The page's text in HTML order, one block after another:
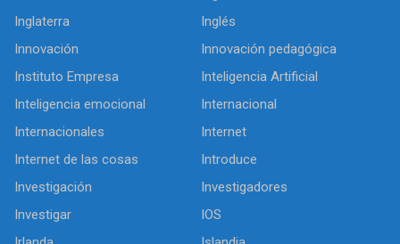
Inglaterra
Inglés
Innovación
Innovación pedagógica
Instituto Empresa
Inteligencia Artificial
Inteligencia emocional
Internacional
Internacionales
Internet
Internet de las cosas
Introduce
Investigación
Investigadores
Investigar
IOS